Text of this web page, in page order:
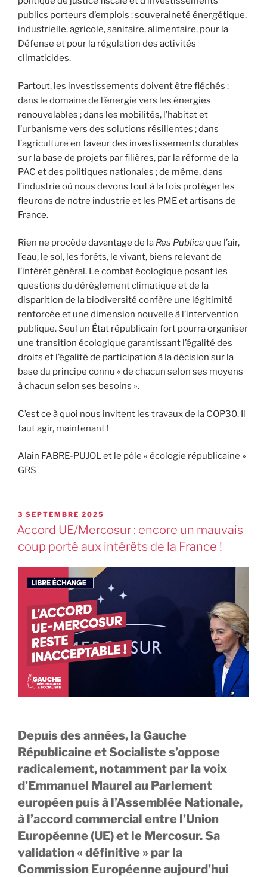
publics porteurs d’emplois : souveraineté énergétique,
industrielle, agricole, sanitaire, alimentaire, pour la
Défense et pour la régulation des activités
climaticides.
Partout, les investissements doivent être fléchés :
dans le domaine de l’énergie vers les énergies
renouvelables ; dans les mobilités, l’habitat et
l’urbanisme vers des solutions résilientes ; dans
l’agriculture en faveur des investissements durables
sur la base de projets par filières, par la réforme de la
PAC et des politiques nationales ; de même, dans
l’industrie où nous devons tout à la fois protéger les
fleurons de notre industrie et les PME et artisans de
France.
Rien ne procède davantage de la Res Publicaque l’air,
l’eau, le sol, les forêts, le vivant, biens relevant de
l’intérêt général. Le combat écologique posant les
questions du dérèglement climatique et de la
disparition de la biodiversité confère une légitimité
renforcée et une dimension nouvelle à l’intervention
publique. Seul un État républicain fort pourra organiser
une transition écologique garantissant l’égalité des
droits et l’égalité de participation à la décision sur la
base du principe connu « de chacun selon ses moyens
à chacun selon ses besoins ».
C’est ce à quoi nous invitent les travaux de la COP30. Il
faut agir, maintenant !
Alain FABRE-PUJOL et le pôle « écologie républicaine »
GRS
3 SEPTEMBRE 2025
Accord UE/Mercosur : encore un mauvais
coup porté aux intérêts de la France !
Depuis des années, la Gauche
Républicaine et Socialiste s’oppose
radicalement, notamment par la voix
d’Emmanuel Maurel au Parlement
européen puis à l’Assemblée Nationale,
à l’accord commercial entre l’Union
Européenne (UE) et le Mercosur. Sa
validation « définitive » par la
Commission Européenne aujourd’hui